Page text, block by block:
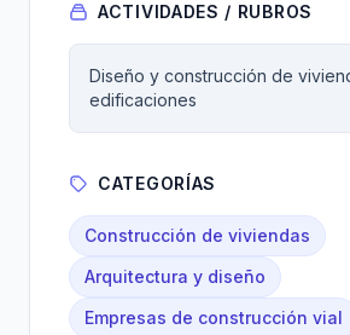
ACTIVIDADES / RUBROS
Diseño y construcción de
edificaciones
CATEGORÍAS
Construcción de viviendas
Arquitectura y diseño
Empresas de construcción vial